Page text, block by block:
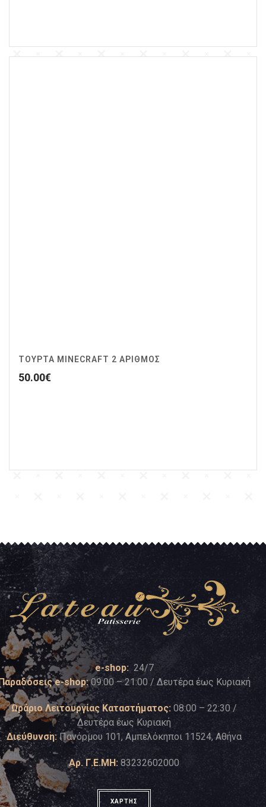
ΤΟΥΡΤΑ MINECRAFT 2 ΑΡΙΘΜΟΣ
50.00€
e-shop: 24/7
e-shop:09:00 – 21:00 / Δευτέρα έως Κυριακή
Ωράριο Λειτουργίας Καταστήματος: 08:00 – 22:30 /
Δευτέρα έως Κυριακή
Διεύθυνση: Πανόρμου 101, Αμπελόκηποι 11524, Αθήνα
Αρ. Γ.Ε.ΜΗ: 83232602000
ΧΑΡΤΗΣ